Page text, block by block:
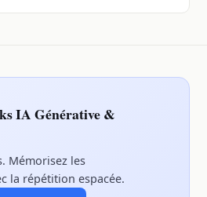
IA Générative &
Mémorisez les
la répétition espacée.